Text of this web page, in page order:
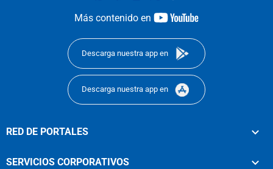
Más contenido en
youtube-
Descarga nuestra app en
Descarga nuestra app en
RED DE PORTALES
SERVICIOS CORPORATIVOS